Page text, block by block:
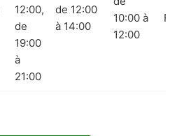
12:00,
de
19:00
à
21:00
de 12:00
à 14:00
10:00 à
12:00